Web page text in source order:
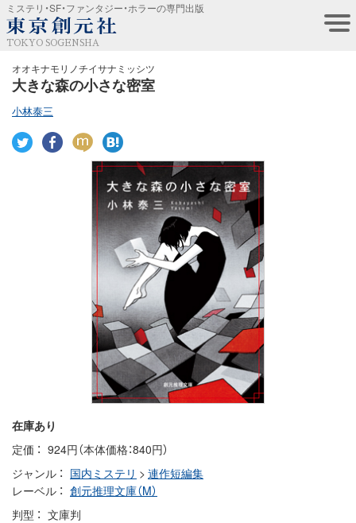
ミステリ・SF・ファンタジー・ホラーの専門出版
TOKYO SOGENSHA
オオキナモリノチイサナミッシツ
大きな森の小さな密室
小林泰三
在庫あり
定価
924円（本体価格：840円）
ジャンル
国内ミステリ > 連作短編集
レーベル
創元推理文庫（M）
判型
文庫判